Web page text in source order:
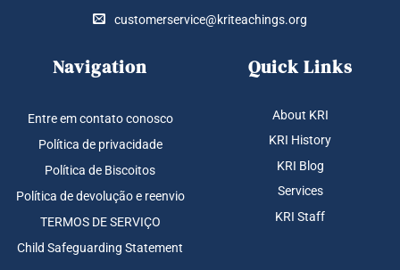
customerservice@kriteachings.org
Navigation
Entre em contato conosco
Política de privacidade
Política de Biscoitos
Política de devolução e reenvio
TERMOS DE SERVIÇO
Child Safeguarding Statement
Quick Links
About KRI
KRI History
KRI Blog
Services
KRI Staff